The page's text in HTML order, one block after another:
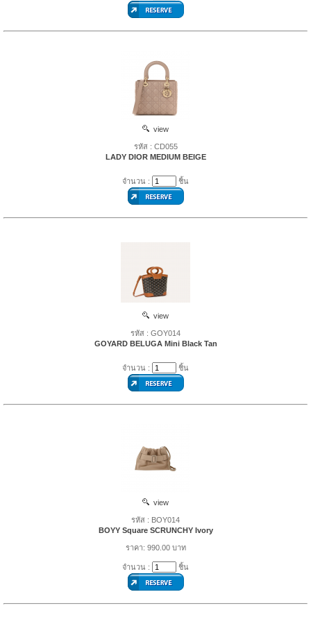
view
รหัส : CD055
LADY DIOR MEDIUM BEIGE
จำนวน : ชิ้น
view
รหัส : GOY014
GOYARD BELUGA Mini Black Tan
จำนวน : ชิ้น
view
รหัส : BOY014
BOYY Square SCRUNCHY Ivory
ราคา: 990.00 บาท
จำนวน : ชิ้น